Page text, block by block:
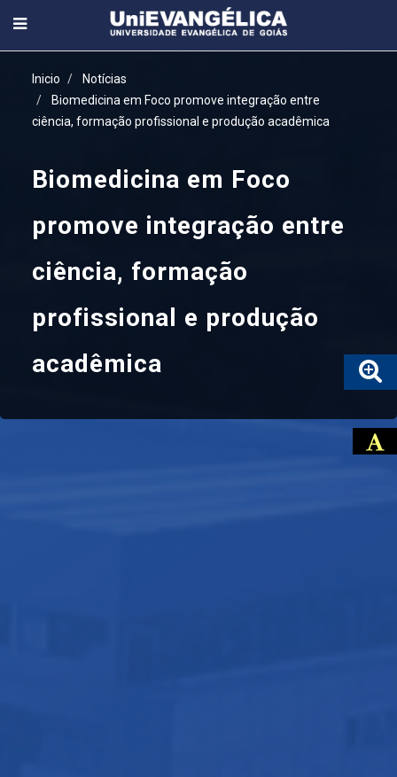
Inicio
Notícias
Biomedicina em Foco promove integração entre
ciência, formação profissional e produção acadêmica
Biomedicina em Foco
promove integração entre
ciência, formação
profissional e produção
acadêmica